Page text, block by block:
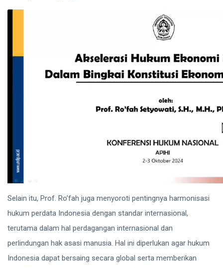
Selain itu, Prof. Ro’fah juga menyoroti pentingnya harmonisasi
hukum perdata Indonesia dengan standar internasional,
terutama dalam hal perdagangan internasional dan
perlindungan hak asasi manusia. Hal ini diperlukan agar hukum
Indonesia dapat bersaing secara global serta memberikan